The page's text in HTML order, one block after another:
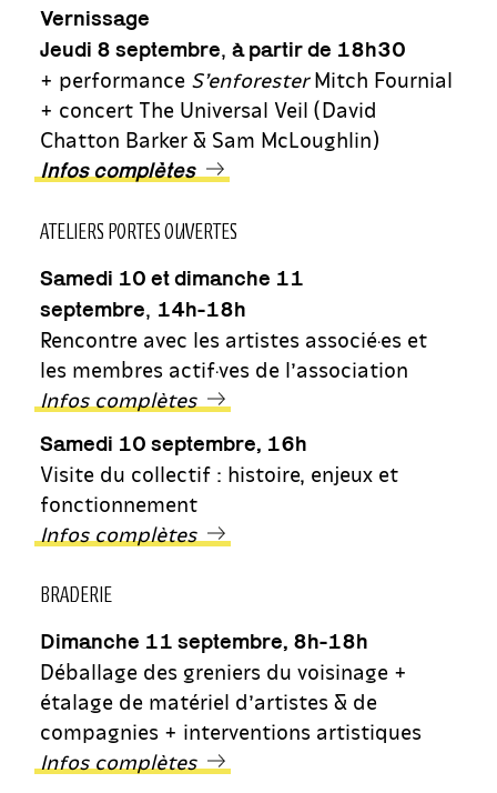
Vernissage
Jeudi 8 septembre à partir de 18h30
+ performance S’enforesterMitch Fournial
+ concert The Universal Veil (David
Chatton Barker & Sam McLoughlin)
Infos complètes
ATELIERS PORTES OUVERTES
Samedi 10 et dimanche 11
septembre 14h-18h
Rencontre avec les artistes associé·es et
les membres actif·ves de l’association
Infos complètes
Samedi 10 septembre, 16h
Visite du collectif : histoire, enjeux et
fonctionnement
Infos complètes
BRADERIE
Dimanche 11 septembre, 8h-18h
Déballage des greniers du voisinage +
étalage de matériel d’artistes & de
compagnies + interventions artistiques
Infos complètes